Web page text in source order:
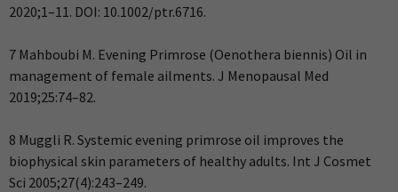
2020;1–11. DOI: 10.1002/ptr.6716.
7 Mahboubi M. Evening Primrose (Oenothera biennis) Oil in
management of female ailments. J Menopausal Med
2019;25:74–82.
8 Muggli R. Systemic evening primrose oil improves the
biophysical skin parameters of healthy adults. Int J Cosmet
Sci 2005;27(4):243–249.